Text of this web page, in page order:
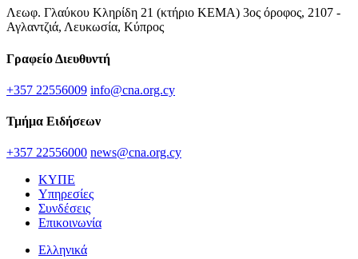
Λεωφ. Γλαύκου Κληρίδη 21 (κτήριο ΚΕΜΑ) 3ος όροφος, 2107 -
Αγλαντζιά, Λευκωσία, Κύπρος
Γραφείο Διευθυντή
+357 22556009 info@cna.org.cy
Τμήμα Ειδήσεων
+357 22556000 news@cna.org.cy
ΚΥΠΕ
Υπηρεσίες
Συνδέσεις
Επικοινωνία
Ελληνικά